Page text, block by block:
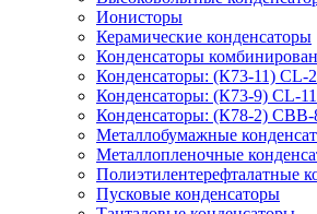
Ионисторы
Керамические конденсаторы
Конденсаторы
Конденсаторы: (К73-11) CL-
Конденсаторы: (К73-9) CL-11
Конденсаторы: (К78-2) CBB-
Металлобумажные
Металлопленочные
Полиэтилентерефталатные
Пусковые конденсаторы